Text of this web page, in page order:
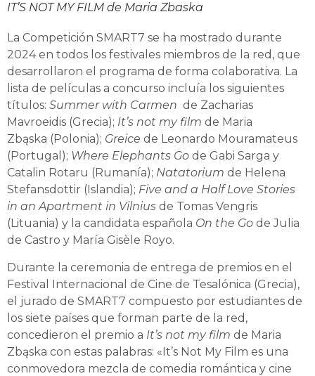
IT’S NOT MY FILM de Maria Zbaska
La Competición SMART7 se ha mostrado durante
2024 en todos los festivales miembros de la red, que
desarrollaron el programa de forma colaborativa. La
lista de películas a concurso incluía los siguientes
títulos: Summer with Carmen de Zacharias
Mavroeidis (Grecia); It’s not my film de Maria
Zbąska (Polonia); Greice de Leonardo Mouramateus
(Portugal); Where Elephants Go de Gabi Sarga y
Catalin Rotaru (Rumanía); Natatorium de Helena
Stefansdottir (Islandia); Five and a Half Love Stories
in an Apartment in Vilnius de Tomas Vengris
(Lituania) y la candidata española On the Go de Julia
de Castro y María Gisèle Royo.
Durante la ceremonia de entrega de premios en el
Festival Internacional de Cine de Tesalónica (Grecia),
el jurado de SMART7 compuesto por estudiantes de
los siete países que forman parte de la red,
concedieron el premio a It’s not my film de Maria
Zbąska con estas palabras: «It’s Not My Film es una
conmovedora mezcla de comedia romántica y cine